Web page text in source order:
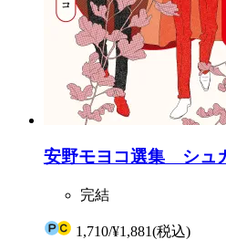
安野モヨコ選集 シュ
完結
1,710/¥1,881(税込)